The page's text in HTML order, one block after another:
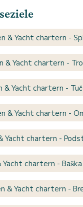
& Yacht chartern -
& Yacht chartern -
& Yacht chartern -
& Yacht chartern -
Yacht chartern -
chartern -
& Yacht chartern -